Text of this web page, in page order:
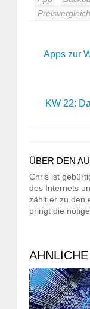
Preisvergleich
Apps zur
KW 22:
ÜBER DEN
Chris ist
des Internets
zählt er zu den
bringt die